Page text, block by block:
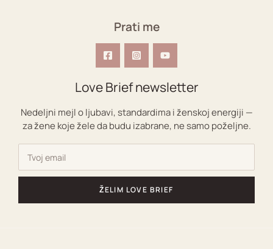
Prati me
Love Brief newsletter
Nedeljni mejl o ljubavi, standardima i ženskoj energiji —
za žene koje žele da budu izabrane, ne samo poželjne.
ŽELIM LOVE BRIEF